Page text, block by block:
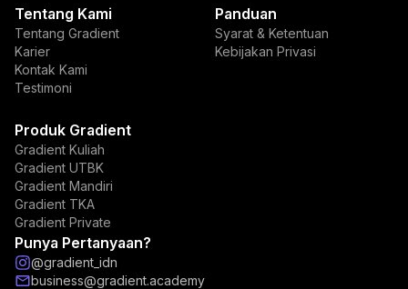
Tentang Kami
Tentang Gradient
Karier
Kontak Kami
Testimoni
Panduan
Syarat & Ketentuan
Kebijakan Privasi
Produk Gradient
Gradient Kuliah
Gradient UTBK
Gradient Mandiri
Gradient TKA
Gradient Private
Punya Pertanyaan?
@gradient_idn
business@gradient.academy